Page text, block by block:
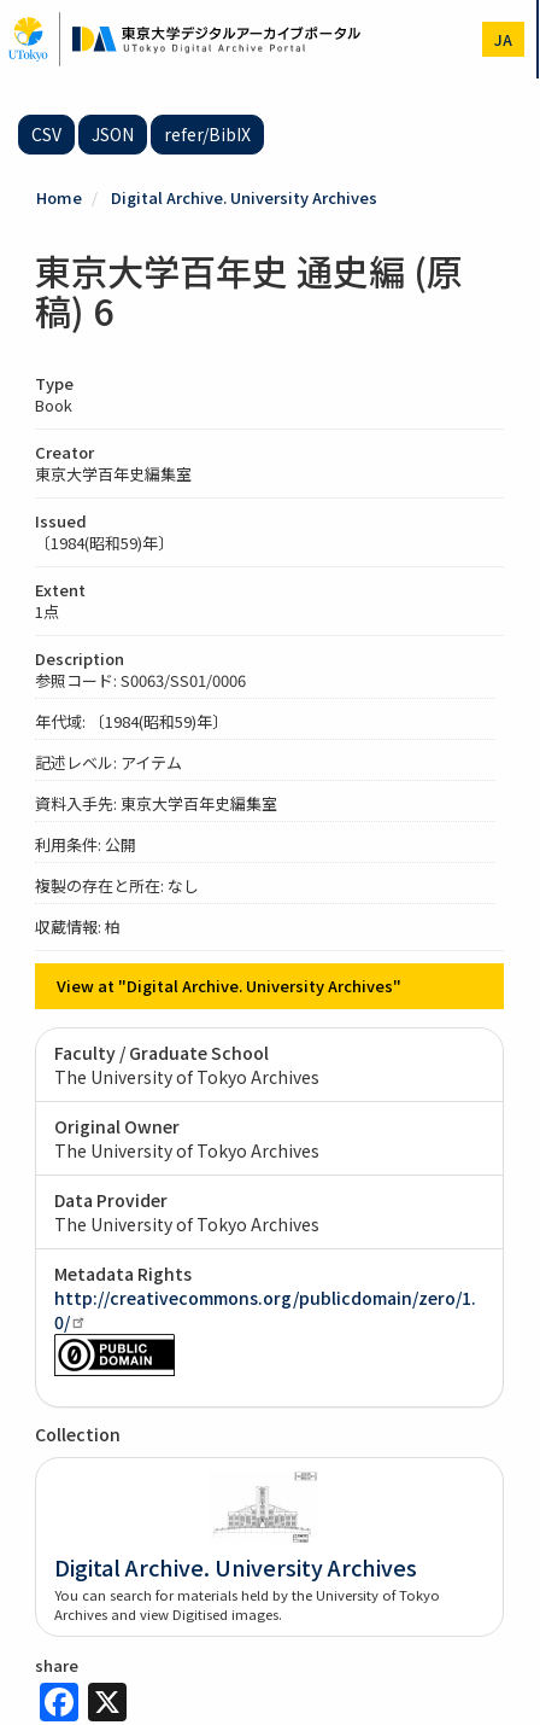
to
main
JA
CSV JSON refer/BibIX
Home Digital Archive. University Archives
東京大学百年史 通史編 (原
稿) 6
Type
Book
Creator
東京大学百年史編集室
Issued
〔1984(昭和59)年〕
Extent
1点
Description
参照コード: S0063/SS01/0006
年代域: 〔1984(昭和59)年〕
記述レベル: アイテム
資料入手先: 東京大学百年史編集室
利用条件: 公開
複製の存在と所在: なし
収蔵情報: 柏
View at "Digital Archive. University Archives"
Faculty / Graduate School
The University of Tokyo Archives
Original Owner
The University of Tokyo Archives
Data Provider
The University of Tokyo Archives
Metadata Rights
http://creativecommons.org/publicdomain/zero/1.
0/
Collection
Digital Archive. University Archives
You can search for materials held by the University of Tokyo
Archives and view Digitised images.
share
Facebook